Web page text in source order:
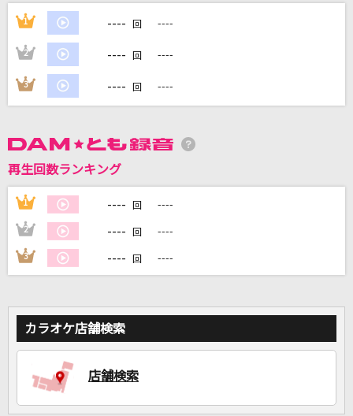
カラオケ最新情報をチェック！
1 ---- 回 ----
2 ---- 回 ----
3 ---- 回 ----
再生回数ランキング
1 ---- 回 ----
2 ---- 回 ----
3 ---- 回 ----
カラオケ店舗検索
店舗検索